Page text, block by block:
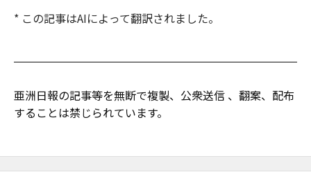
* この記事はAIによって翻訳されました。
亜洲日報の記事等を無断で複製、公衆送信 、翻案、配布
することは禁じられています。